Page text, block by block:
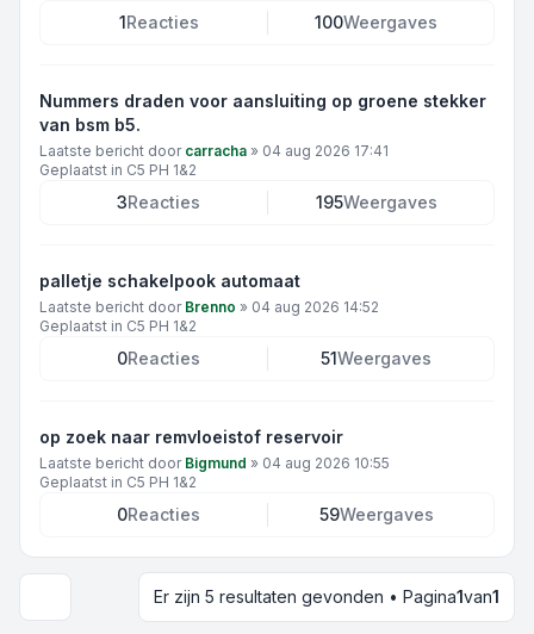
1Reacties 100Weergaves
Nummers draden voor aansluiting op groene stekker
van bsm b5.
Laatste bericht door carracha » 04 aug 2026 17:41
Geplaatst in C5 PH 1&2
3Reacties 195Weergaves
palletje schakelpook automaat
Laatste bericht door Brenno » 04 aug 2026 14:52
Geplaatst in C5 PH 1&2
0Reacties 51Weergaves
op zoek naar remvloeistof reservoir
Laatste bericht door Bigmund » 04 aug 2026 10:55
Geplaatst in C5 PH 1&2
0Reacties 59Weergaves
Weergave- en sorteeroptiesEr zijn 5 resultaten gevonden • Pagina1van1